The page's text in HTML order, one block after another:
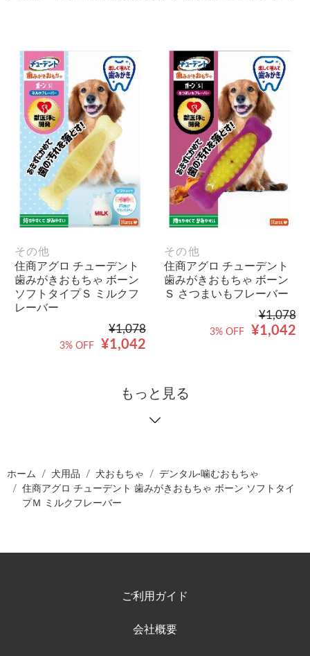
その他
住商アグロ チューデント
歯みがきおもちゃ ボーン
ソフトタイプＳ ミルクフ
レーバー
¥1,078
¥1,042
3% OFF
その他
住商アグロ チューデント
歯みがきおもちゃ ボーン
Ｓ さつまいもフレーバー
¥1,078
¥1,042
3% OFF
もっと見る
ホーム 犬用品 犬おもちゃ
デンタル·噛むおもちゃ
住商アグロ チューデント 歯みがきおもちゃ ボーン ソフトタイ
プＭ ミルクフレーバー
ご利用ガイド
会社概要